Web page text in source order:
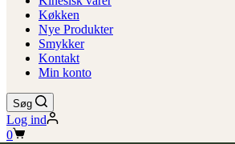
Køkken
Nye Produkter
Smykker
Kontakt
Min konto
Søg
Log ind
Indkøbskurv
0